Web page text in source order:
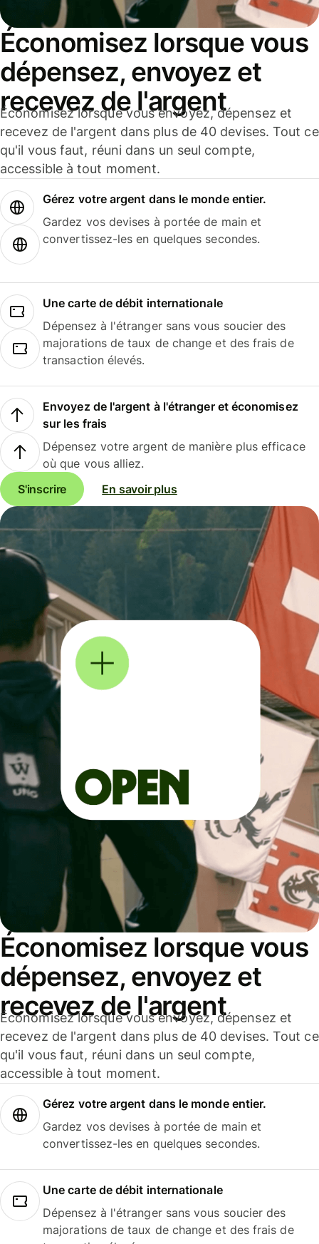
Économisez lorsque vous
dépensez, envoyez et
recevez de l'argent
Économisez lorsque vous envoyez, dépensez et
recevez de l'argent dans plus de 40 devises. Tout ce
qu'il vous faut, réuni dans un seul compte,
accessible à tout moment.
Gérez votre argent dans le monde entier.
Gardez vos devises à portée de main et
convertissez-les en quelques secondes.
Une carte de débit internationale
Dépensez à l'étranger sans vous soucier des
majorations de taux de change et des frais de
transaction élevés.
Envoyez de l'argent à l'étranger et économisez
sur les frais
Dépensez votre argent de manière plus efficace
où que vous alliez.
S'inscrire
En savoir plus
Économisez lorsque vous
dépensez, envoyez et
recevez de l'argent
Économisez lorsque vous envoyez, dépensez et
recevez de l'argent dans plus de 40 devises. Tout ce
qu'il vous faut, réuni dans un seul compte,
accessible à tout moment.
Gérez votre argent dans le monde entier.
Gardez vos devises à portée de main et
convertissez-les en quelques secondes.
Une carte de débit internationale
Dépensez à l'étranger sans vous soucier des
majorations de taux de change et des frais de